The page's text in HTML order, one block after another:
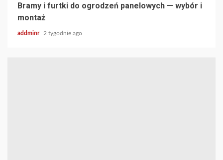
Bramy i furtki do ogrodzeń panelowych — wybór i
montaż
addminr 2 tygodnie ago